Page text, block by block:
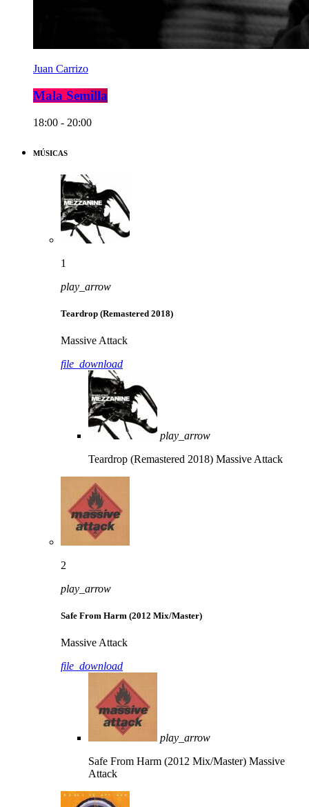
Juan Carrizo
Mala Semilla
18:00 - 20:00
MÚSICAS
1
play_arrow
Teardrop (Remastered 2018)
Massive Attack
file_download
play_arrow
Teardrop (Remastered 2018) Massive Attack
2
play_arrow
Safe From Harm (2012 Mix/Master)
Massive Attack
file_download
play_arrow
Safe From Harm (2012 Mix/Master) Massive
Attack